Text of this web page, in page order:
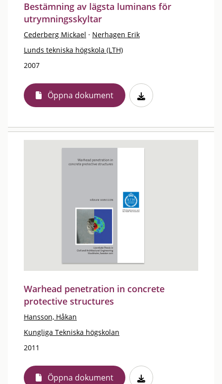
Bestämning av lägsta luminans för
utrymningsskyltar
Cederberg Mickael · Nerhagen Erik
Lunds tekniska högskola (LTH)
2007
Öppna dokument
Warhead penetration in concrete
protective structures
Hansson, Håkan
Kungliga Tekniska högskolan
2011
Öppna dokument